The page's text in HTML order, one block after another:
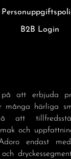
B2B Login
på att erbjuda
många härliga
att
och
endast